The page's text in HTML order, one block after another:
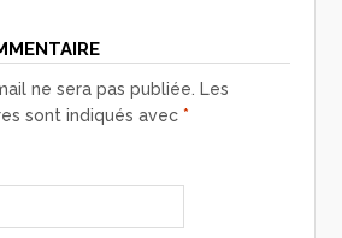
ne sera pas publiée. Les
sont indiqués avec*